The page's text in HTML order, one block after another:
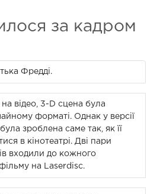
за кадром
Фредді.
відео, 3-D сцена була
форматі. Однак у версії
зроблена саме так, як її
в кінотеатрі. Дві пари
входили до кожного
на Laserdisc.